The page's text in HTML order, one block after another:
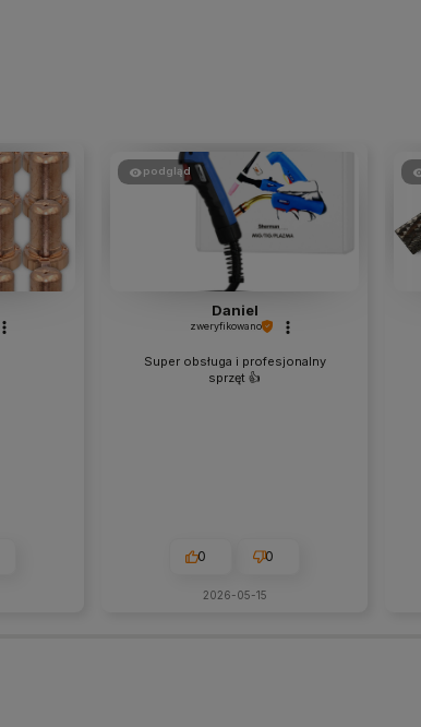
podgląd
Daniel
zweryfikowano
Super obsługa i profesjonalny
sprzęt 👍️
0 0
2026-05-15